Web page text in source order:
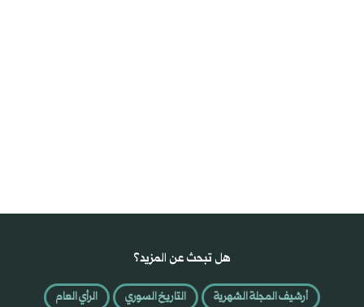
هل تبحث عن المزيد؟
أرشيف المجلة الشهرية التاريخ السوري الرأي العام